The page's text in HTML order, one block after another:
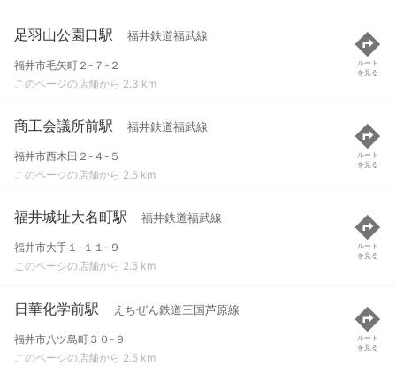
足羽山公園口駅 福井鉄道福武線
福井市毛矢町２-７-２
このページの店舗から 2.3 km
ルート
を見る
商工会議所前駅 福井鉄道福武線
福井市西木田２-４-５
このページの店舗から 2.5 km
ルート
を見る
福井城址大名町駅 福井鉄道福武線
福井市大手１-１１-９
このページの店舗から 2.5 km
ルート
を見る
日華化学前駅 えちぜん鉄道三国芦原線
福井市八ツ島町３０-９
このページの店舗から 2.5 km
ルート
を見る